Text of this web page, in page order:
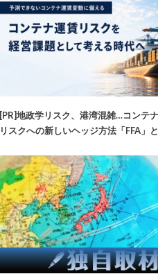
[PR]地政学リスク、港湾混雑…コンテ
リスクへの新しいヘッジ方法「FFA」